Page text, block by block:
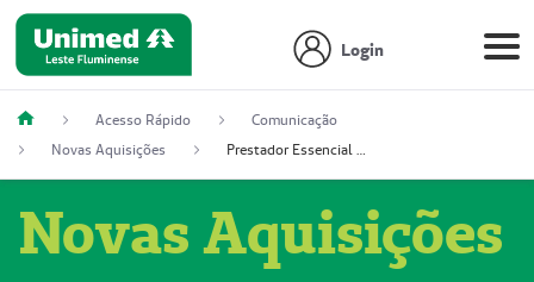
Login
Acesso Rápido
Comunicação
Novas Aquisições
Prestador Essencial Gestão em Saúde Ereli (51004354-7)
Novas Aquisições